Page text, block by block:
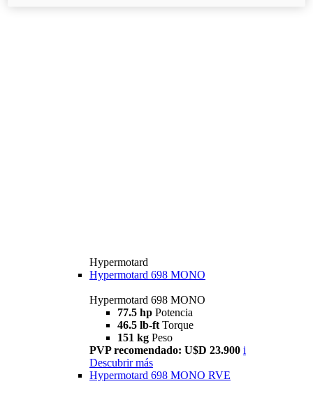
Hypermotard
Hypermotard 698 MONO
Hypermotard 698 MONO
77.5 hp Potencia
46.5 lb-ft Torque
151 kg Peso
PVP recomendado: U$D 23.900 i
Descubrir más
Hypermotard 698 MONO RVE